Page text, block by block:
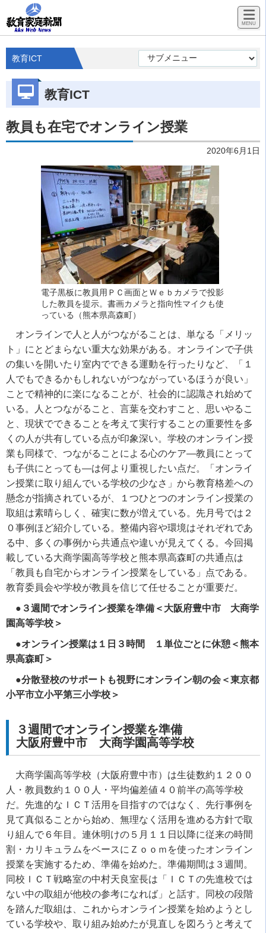
教育ICT
教育ICT
教員も在宅でオンライン授業
2020年6月1日
電子黒板に教員用ＰＣ画面とＷｅｂカメラで投影
した教員を提示。書画カメラと指向性マイクも使
っている（熊本県高森町）
オンラインで人と人がつながることは、単なる「メリッ
ト」にとどまらない重大な効果がある。オンラインで子供
の集いを開いたり室内でできる運動を行ったりなど、「１
人でもできるかもしれないがつながっているほうが良い」
ことで精神的に楽になることが、社会的に認識され始めて
いる。人とつながること、言葉を交わすこと、思いやるこ
と、現状でできることを考えて実行することの重要性を多
くの人が共有している点が印象深い。学校のオンライン授
業も同様で、つながることによる心のケア―教員にとって
も子供にとっても―は何より重視したい点だ。「オンライ
ン授業に取り組んでいる学校の少なさ」から教育格差への
懸念が指摘されているが、１つひとつのオンライン授業の
取組は素晴らしく、確実に数が増えている。先月号では２
０事例ほど紹介している。整備内容や環境はそれぞれであ
る中、多くの事例から共通点や違いが見えてくる。今回掲
載している大商学園高等学校と熊本県高森町の共通点は
「教員も自宅からオンライン授業をしている」点である。
教育委員会や学校が教員を信じて任せることが重要だ。
●３週間でオンライン授業を準備＜大阪府豊中市 大商学
園高等学校＞
●オンライン授業は１日３時間 １単位ごとに休憩＜熊本
県高森町＞
●分散登校のサポートも視野にオンライン朝の会＜東京都
小平市立小平第三小学校＞
３週間でオンライン授業を準備
大阪府豊中市 大商学園高等学校
大商学園高等学校（大阪府豊中市）は生徒数約１２００
人・教員数約１００人・平均偏差値４０前半の高等学校
だ。先進的なＩＣＴ活用を目指すのではなく、先行事例を
見て真似ることから始め、無理なく活用を進める方針で取
り組んで６年目。連休明けの５月１１日以降に従来の時間
割・カリキュラムをベースにＺｏｏｍを使ったオンライン
授業を実施するため、準備を始めた。準備期間は３週間。
同校ＩＣＴ戦略室の中村天良室長は「ＩＣＴの先進校では
ない中の取組が他校の参考になれば」と話す。同校の段階
を踏んだ取組は、これからオンライン授業を始めようとし
ている学校や、取り組み始めたが見直しを図ろうと考えて